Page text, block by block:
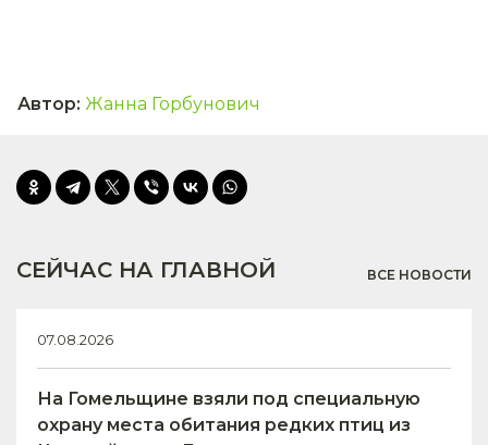
Автор: Жанна Горбунович
СЕЙЧАС НА ГЛАВНОЙ ВСЕ НОВОСТИ
07.08.2026
На Гомельщине взяли под специальную
охрану места обитания редких птиц из